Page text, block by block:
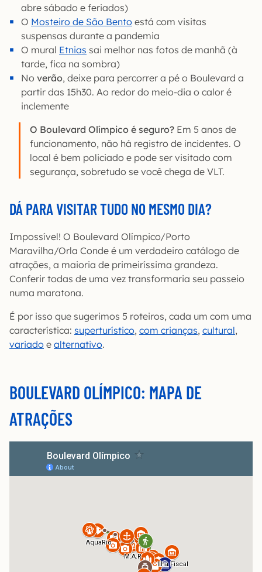
abre sábado e feriados)
O Mosteiro de São Bento está com visitas
suspensas durante a pandemia
O mural Etnias sai melhor nas fotos de manhã (à
tarde, fica na sombra)
No verão, deixe para percorrer a pé o Boulevard a
partir das 15h30. Ao redor do meio-dia o calor é
inclemente
O Boulevard Olímpico é seguro? Em 5 anos de
funcionamento, não há registro de incidentes. O
local é bem policiado e pode ser visitado com
segurança, sobretudo se você chega de VLT.
DÁ PARA VISITAR TUDO NO MESMO DIA?
Impossível! O Boulevard Olímpico/Porto
Maravilha/Orla Conde é um verdadeiro catálogo de
atrações, a maioria de primeiríssima grandeza.
Conferir todas de uma vez transformaria seu passeio
numa maratona.
É por isso que sugerimos 5 roteiros, cada um com uma
característica: superturístico, com crianças, cultural,
variado e alternativo.
BOULEVARD OLÍMPICO: MAPA DE
ATRAÇÕES